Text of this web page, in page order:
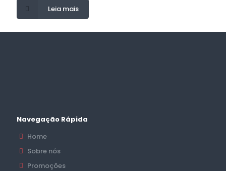
Leia mais
Navegação Rápida
Home
Sobre nós
Promoções